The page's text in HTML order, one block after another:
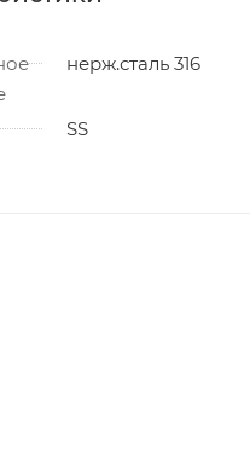
нерж.сталь 316
SS